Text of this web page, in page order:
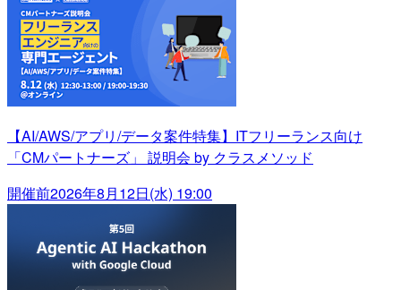
【AI/AWS/アプリ/データ案件特集】ITフリーランス向け
「CMパートナーズ」 説明会 by クラスメソッド
開催前2026年8月12日(水) 19:00